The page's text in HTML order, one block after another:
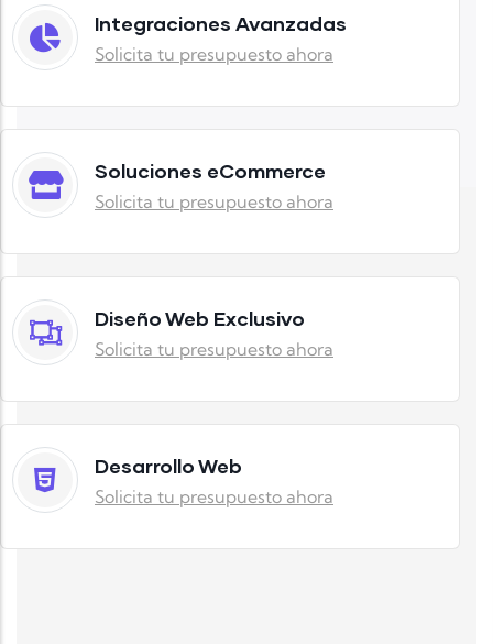
Integraciones Avanzadas
Solicita tu presupuesto ahora
Soluciones eCommerce
Solicita tu presupuesto ahora
Diseño Web Exclusivo
Solicita tu presupuesto ahora
Desarrollo Web
Solicita tu presupuesto ahora